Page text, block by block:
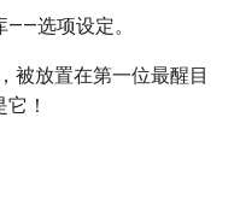
选项设定。
被放置在第一位最醒目
！